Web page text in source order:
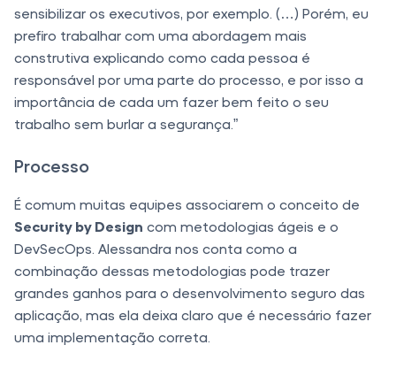
sensibilizar os executivos, por exemplo. (…) Porém, eu
prefiro trabalhar com uma abordagem mais
construtiva explicando como cada pessoa é
responsável por uma parte do processo, e por isso a
importância de cada um fazer bem feito o seu
trabalho sem burlar a segurança.”
Processo
É comum muitas equipes associarem o conceito de
Security by Design com metodologias ágeis e o
DevSecOps. Alessandra nos conta como a
combinação dessas metodologias pode trazer
grandes ganhos para o desenvolvimento seguro das
aplicação, mas ela deixa claro que é necessário fazer
uma implementação correta.